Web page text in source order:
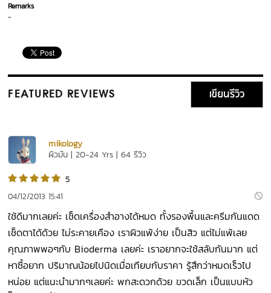
Remarks
-
FEATURED REVIEWS เขียนรีวิว
mikology
ผิวมัน | 20-24 Yrs | 64 รีวิว
5
04/12/2013 15:41
ใช้ดีมากเลยค่ะ เช็ดเครื่องสำอางได้หมด ทั้งรองพื้นและครีมกันแดด
เช็ดตาได้ด้วย ไม่ระคายเคือง เราผิวแพ้ง่าย เป็นสิว แต่ไม่แพ้เลย
คุณภาพพอๆกับ Bioderma เลยค่ะ เราอยากจะใช้สลับกันมาก แต่
หาซื้อยาก ปริมาณน้อยไปนิดเมื่อเทียบกับราคา รู้สึกว่าหมดเร็วไป
หน่อย แต่แนะนำมากๆเลยค่ะ พกสะดวกด้วย ขวดเล็ก เป็นแบบหัว